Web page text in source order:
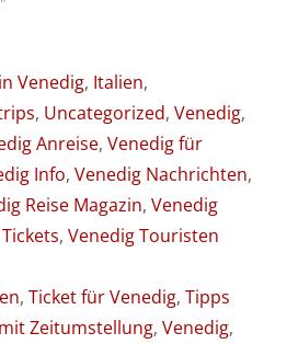
Venedig, Italien,
, Uncategorized, Venedig,
Anreise, Venedig für
Info, Venedig Nachrichten,
Reise Magazin, Venedig
, Venedig Touristen
, Ticket für Venedig, Tipps
Zeitumstellung, Venedig,